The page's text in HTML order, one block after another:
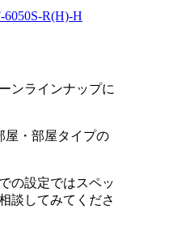
ンラインナップに
屋・部屋タイプの
の設定ではスペッ
談してみてくださ